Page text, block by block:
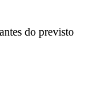
do previsto